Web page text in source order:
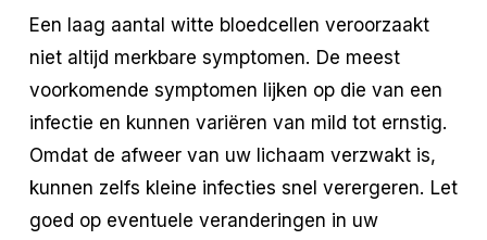
Een laag aantal witte bloedcellen veroorzaakt
niet altijd merkbare symptomen. De meest
voorkomende symptomen lijken op die van een
infectie en kunnen variëren van mild tot ernstig.
Omdat de afweer van uw lichaam verzwakt is,
kunnen zelfs kleine infecties snel verergeren. Let
goed op eventuele veranderingen in uw